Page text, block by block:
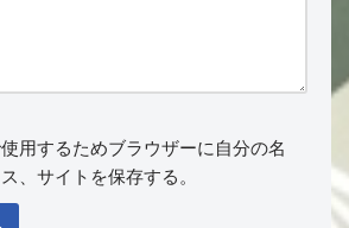
用するためブラウザーに自分の名
、サイトを保存する。